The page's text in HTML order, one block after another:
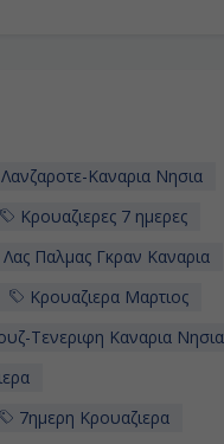
Καναρια Νησια
Κρουαζιερες 7 ημερες
Λας Παλμας Γκραν Καναρια
Κρουαζιερα Μαρτιος
Τενεριφη Καναρια Νησια
7ημερη Κρουαζιερα